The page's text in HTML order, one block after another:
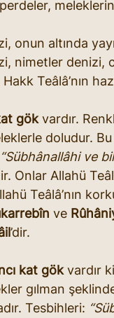
perdeler,
onun altında
nimetler
Teâlâ’nın
gök vardır.
doludur.
“Sübhânallâhi ve
Onlar Allahü
Teâlâ’nın
ve
’dir.
kat gök vardır
gılman
Tesbihleri: